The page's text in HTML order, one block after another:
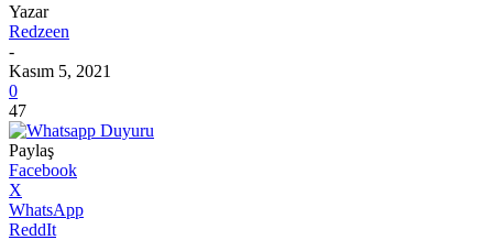
Yazar
Redzeen
-
Kasım 5, 2021
0
47
Paylaş
Facebook
X
WhatsApp
ReddIt